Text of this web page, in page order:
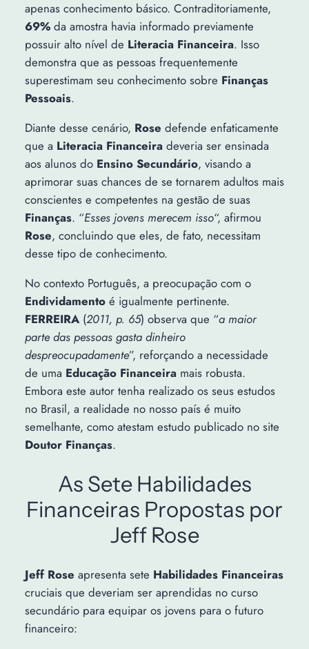
apenas conhecimento básico. Contraditoriamente,
69%da amostra havia informado previamente
possuir alto nível de Literacia Financeira. Isso
demonstra que as pessoas frequentemente
superestimam seu conhecimento sobre Finanças
Pessoais.
Diante desse cenário, Rose defende enfaticamente
que a Literacia Financeiradeveria ser ensinada
aos alunos do Ensino Secundário, visando a
aprimorar suas chances de se tornarem adultos mais
conscientes e competentes na gestão de suas
Finanças. “Esses jovens merecem isso“, afirmou
Rose, concluindo que eles, de fato, necessitam
desse tipo de conhecimento.
No contexto Português, a preocupação com o
Endividamentoé igualmente pertinente.
FERREIRA(2011, p. 65) observa que “a maior
parte das pessoas gasta dinheiro
despreocupadamente”, reforçando a necessidade
de uma Educação Financeiramais robusta.
Embora este autor tenha realizado os seus estudos
no Brasil, a realidade no nosso país é muito
semelhante, como atestam estudo publicado no site
Doutor Finanças.
As Sete Habilidades
Financeiras Propostas por
Jeff Rose
Jeff Rose apresenta sete Habilidades Financeiras
cruciais que deveriam ser aprendidas no curso
secundário para equipar os jovens para o futuro
financeiro: